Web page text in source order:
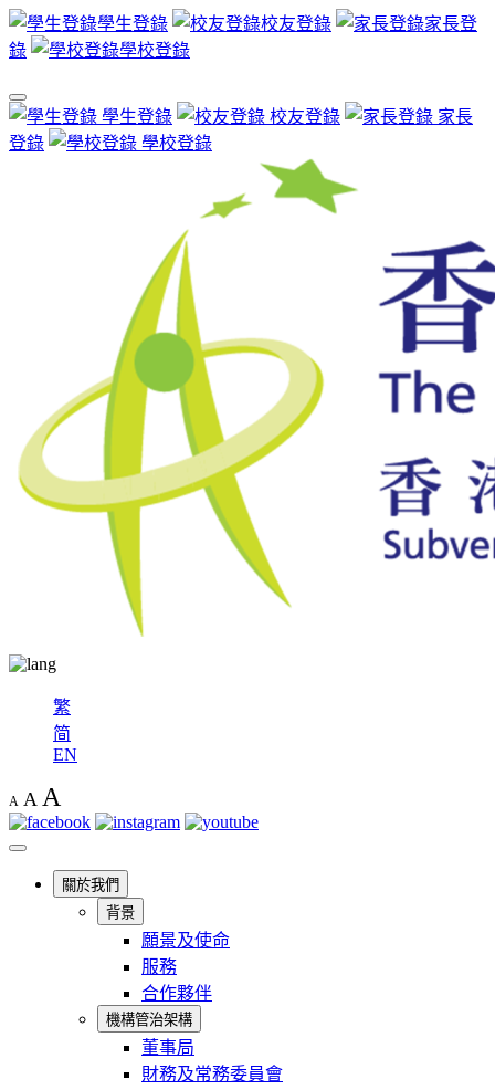
學生登錄 校友登錄
家長登
錄
學校登錄
學生登錄 校友登錄
家長
登錄
學校登錄
繁
简
EN
A A A
關於我們
背景
願景及使命
服務
合作夥伴
機構管治架構
董事局
財務及常務委員會